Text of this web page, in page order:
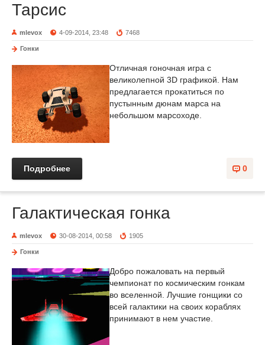
Тарсис
mlevox 4-09-2014, 23:48 7468
Гонки
Отличная гоночная игра с
великолепной 3D графикой. Нам
предлагается прокатиться по
пустынным дюнам марса на
небольшом марсоходе.
0
Подробнее
Галактическая гонка
mlevox 30-08-2014, 00:58 1905
Гонки
Добро пожаловать на первый
чемпионат по космическим гонкам
во вселенной. Лучшие гонщики со
всей галактики на своих кораблях
принимают в нем участие.